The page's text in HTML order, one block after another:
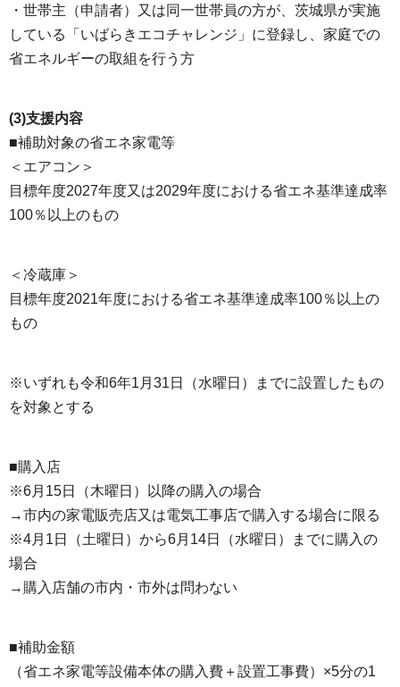
・世帯主（申請者）又は同一世帯員の方が、茨城県が実施
している「いばらきエコチャレンジ」に登録し、家庭での
省エネルギーの取組を行う方
(3)支援内容
■補助対象の省エネ家電等
＜エアコン＞
目標年度2027年度又は2029年度における省エネ基準達成率
100％以上のもの
＜冷蔵庫＞
目標年度2021年度における省エネ基準達成率100％以上の
もの
※いずれも令和6年1月31日（水曜日）までに設置したもの
を対象とする
■購入店
※6月15日（木曜日）以降の購入の場合
→市内の家電販売店又は電気工事店で購入する場合に限る
※4月1日（土曜日）から6月14日（水曜日）までに購入の
場合
→購入店舗の市内・市外は問わない
■補助金額
（省エネ家電等設備本体の購入費＋設置工事費）×5分の1